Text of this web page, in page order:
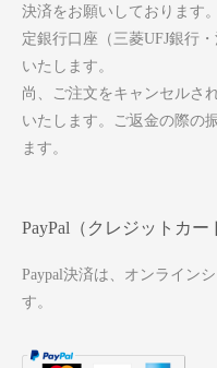
決済をお願いしております
定銀行口座（三菱UFJ銀行
いたします。
尚、ご注文をキャンセルさ
いたします。ご返金の際の
ます。
PayPal（クレジットカー
Paypal決済は、オンライン
す。